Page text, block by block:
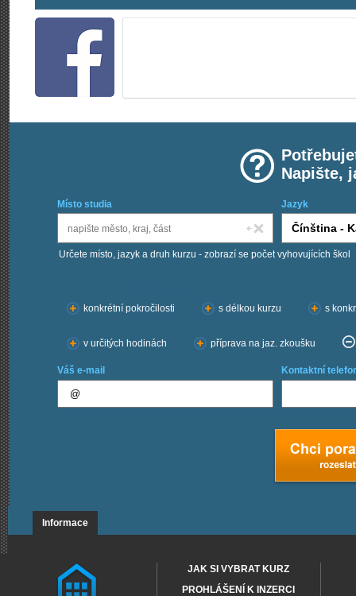
Napište,
Místo studia Jazyk
Určete místo, jazyk a druh kurzu - zobrazí se počet vyhovujících škol
konkrétní pokročilosti
s délkou kurzu s
v určitých hodinách příprava na jaz. zkoušku
Váš e-mail Kontaktní
Informace
JAK SI VYBRAT KURZ
PROHLÁŠENÍ K INZERCI